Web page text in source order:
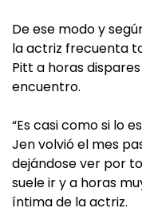
De ese modo y
la actriz frecuenta
Pitt a horas
encuentro.
“Es casi como si lo
Jen volvió el mes
dejándose ver por
suele ir y a horas
íntima de la actriz.